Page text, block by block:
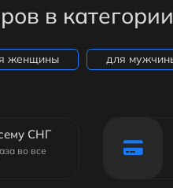
в
женщины для
СНГ
во все